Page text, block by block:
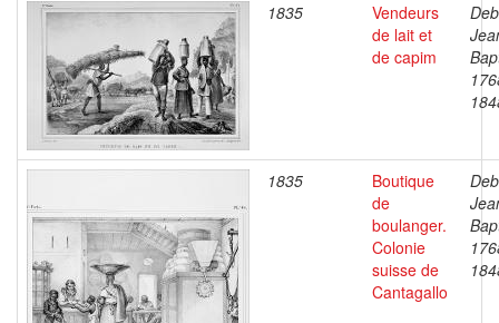
1835
Vendeurs
de lait et
de capim
1835
Boutique
de
boulanger.
Colonie
suisse de
Cantagallo